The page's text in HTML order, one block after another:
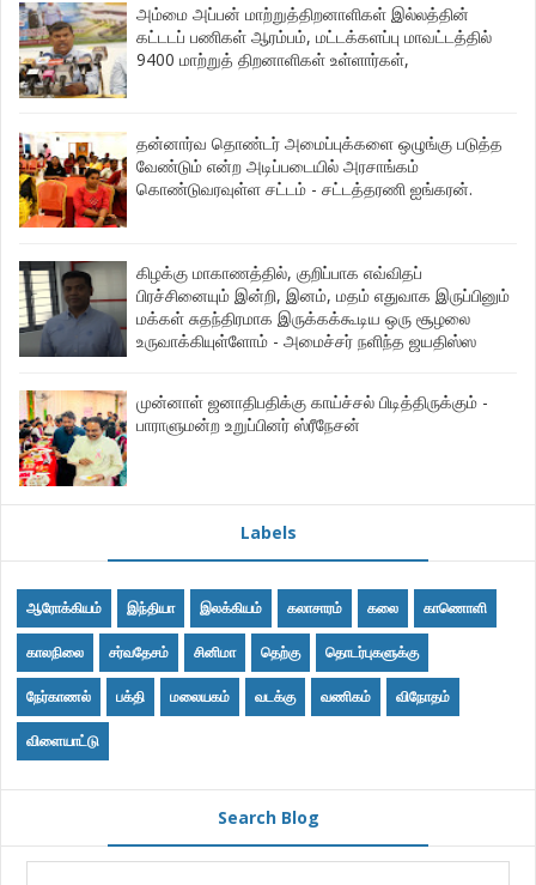
அம்மை அப்பன் மாற்றுத்திறனாளிகள் இல்லத்தின்
கட்டடப் பணிகள் ஆரம்பம், மட்டக்களப்பு மாவட்டத்தில்
9400 மாற்றுத் திறனாளிகள் உள்ளார்கள்,
தன்னார்வ தொண்டர் அமைப்புக்களை ஒழுங்கு படுத்த
வேண்டும் என்ற அடிப்படையில் அரசாங்கம்
கொண்டுவரவுள்ள சட்டம் - சட்டத்தரணி ஐங்கரன்.
கிழக்கு மாகாணத்தில், குறிப்பாக எவ்விதப்
பிரச்சினையும் இன்றி, இனம், மதம் எதுவாக இருப்பினும்
மக்கள் சுதந்திரமாக இருக்கக்கூடிய ஒரு சூழலை
உருவாக்கியுள்ளோம் - அமைச்சர் நளிந்த ஜயதிஸ்ஸ
முன்னாள் ஜனாதிபதிக்கு காய்ச்சல் பிடித்திருக்கும் -
பாராளுமன்ற உறுப்பினர் ஸ்ரீநேசன்
Labels
ஆரோக்கியம் இந்தியா இலக்கியம் கலாசாரம் கலை காணொளி
காலநிலை சர்வதேசம் சினிமா தெற்கு தொடர்புகளுக்கு
நேர்காணல் பக்தி மலையகம் வடக்கு வணிகம் விநோதம்
விளையாட்டு
Search Blog